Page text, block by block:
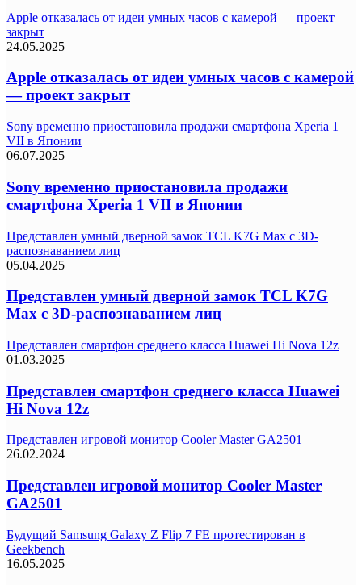
Apple отказалась от идеи умных часов с камерой — проект
закрыт
24.05.2025
Apple отказалась от идеи умных часов с камерой
— проект закрыт
Sony временно приостановила продажи смартфона Xperia 1
VII в Японии
06.07.2025
Sony временно приостановила продажи
смартфона Xperia 1 VII в Японии
Представлен умный дверной замок TCL K7G Max с 3D-
распознаванием лиц
05.04.2025
Представлен умный дверной замок TCL K7G
Max с 3D-распознаванием лиц
Представлен смартфон среднего класса Huawei Hi Nova 12z
01.03.2025
Представлен смартфон среднего класса Huawei
Hi Nova 12z
Представлен игровой монитор Cooler Master GA2501
26.02.2024
Представлен игровой монитор Cooler Master
GA2501
Будущий Samsung Galaxy Z Flip 7 FE протестирован в
Geekbench
16.05.2025